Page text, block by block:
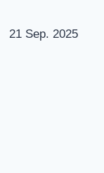
21 Sep. 2025